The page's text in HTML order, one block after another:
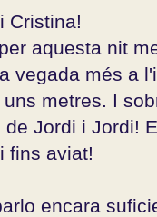
Cristina!
aquesta nit
vegada més a
metres. I
Jordi i Jordi!
fins aviat!
encara